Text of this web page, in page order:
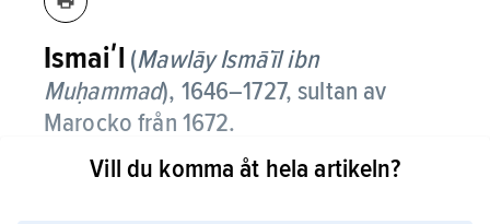
Ismaiʹl (Mawlāy Ismā˙īl ibn
Muḥammad), 1646–1727, sultan av
Marocko från 1672.
Ismail tillhörde den alawitiska dynastin, som
Vill du komma åt hela artikeln?